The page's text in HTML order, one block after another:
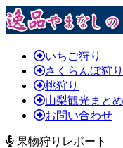
いちご狩り
さくらんぼ狩り
桃狩り
山梨観光まと
お問い合わせ
果物狩りレポート